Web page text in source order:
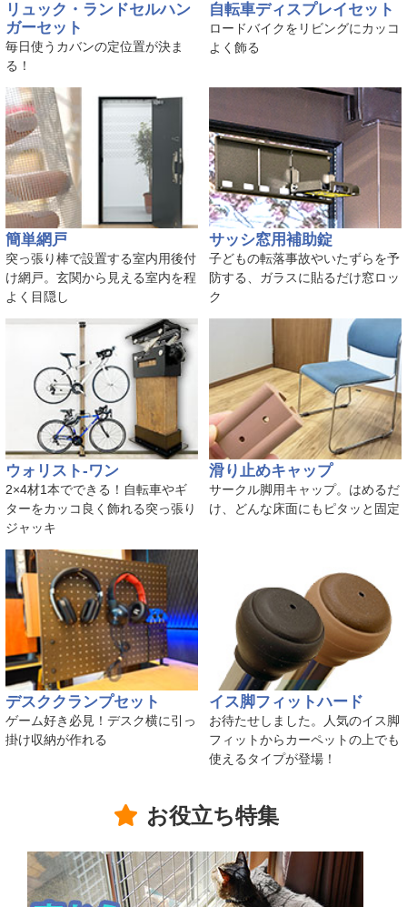
リュック・ランドセルハン
ガーセット
毎日使うカバンの定位置が決ま
る！
自転車ディスプレイセット
ロードバイクをリビングにカッコ
よく飾る
簡単網戸
突っ張り棒で設置する室内用後付
け網戸。玄関から見える室内を程
よく目隠し
サッシ窓用補助錠
子どもの転落事故やいたずらを予
防する、ガラスに貼るだけ窓ロッ
ク
ウォリスト-ワン
2×4材1本でできる！自転車やギ
ターをカッコ良く飾れる突っ張り
ジャッキ
滑り止めキャップ
サークル脚用キャップ。はめるだ
け、どんな床面にもピタッと固定
デスククランプセット
ゲーム好き必見！デスク横に引っ
掛け収納が作れる
イス脚フィットハード
お待たせしました。人気のイス脚
フィットからカーペットの上でも
使えるタイプが登場！
お役立ち特集